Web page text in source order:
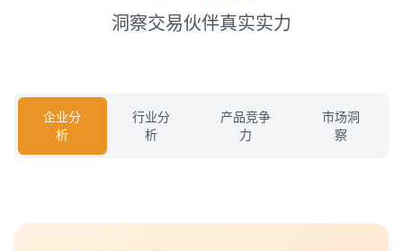
洞察交易伙伴真实实力
企业分
析
行业分
析
产品竞争
力
市场洞
察